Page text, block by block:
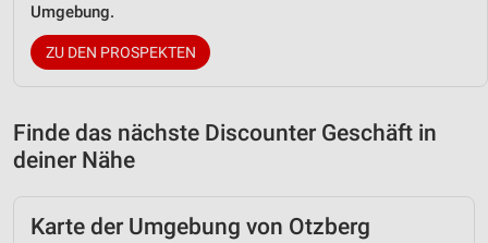
Umgebung.
ZU DEN PROSPEKTEN
Finde das nächste Discounter Geschäft in
deiner Nähe
Karte der Umgebung von Otzberg